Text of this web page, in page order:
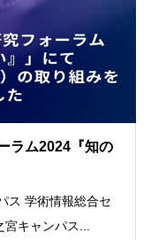
ラム2024『知の
ス 学術情報総合セ
キャンパス...